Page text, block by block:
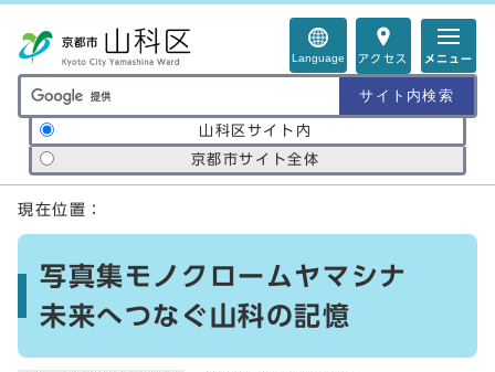
Language アクセス メニュー
サイト内検索の範囲
山科区サイト内
京都市サイト全体
ここから本文です
現在位置：
写真集モノクロームヤマシナ
未来へつなぐ山科の記憶